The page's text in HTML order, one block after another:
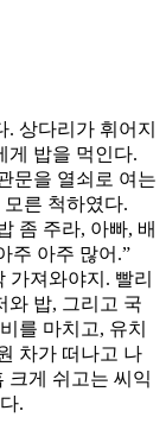
상다리가 휘어지
게 밥을 먹인다.
문을 열쇠로 여는
른 척하였다.
좀 주라, 아빠, 배
주 아주 많어.”
가져와야지. 빨리
와 밥, 그리고 국
를 마치고, 유치
차가 떠나고 나
크게 쉬고는 씨익
.